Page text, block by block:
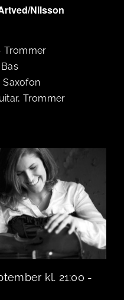
Nilsson
Trommer
Bas
Saxofon
Trommer
kl. 21:00 -